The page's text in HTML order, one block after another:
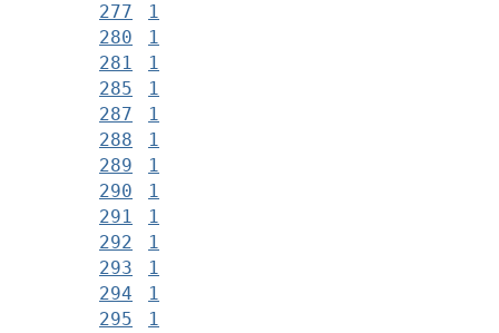
277
1
280
1
281
1
285
1
287
1
288
1
289
1
290
1
291
1
292
1
293
1
294
1
295
1